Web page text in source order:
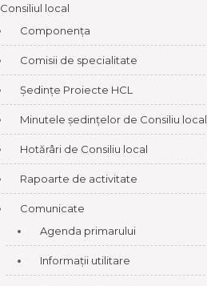
Consiliul local
Componența
Comisii de specialitate
Ședințe Proiecte HCL
Minutele ședințelor de Consiliu local
Hotărâri de Consiliu local
Rapoarte de activitate
Comunicate
Agenda primarului
Informații utilitare